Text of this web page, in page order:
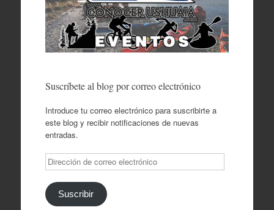
Suscríbete al blog por correo electrónico
Introduce tu correo electrónico para suscribirte a
este blog y recibir notificaciones de nuevas
entradas.
Dirección
de
correo
electrónico
Suscribir